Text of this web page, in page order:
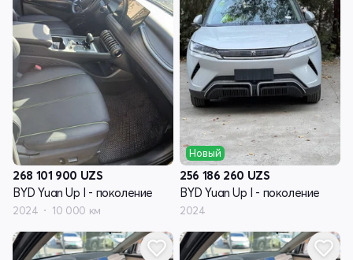
268 101 900 UZS
BYD Yuan Up I - поколение
2024 10 000 км
Новый
256 186 260 UZS
BYD Yuan Up I - поколение
2024